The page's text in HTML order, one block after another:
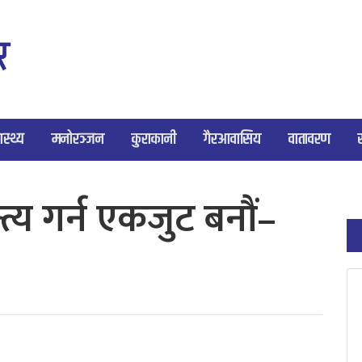
मनोरञ्जन कुराकानी गैरआवासिय वातावरण
गर्न एकजुट बनौं–